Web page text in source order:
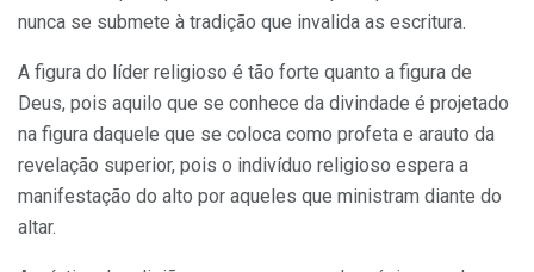
nunca se submete à tradição que invalida as escritura.
A figura do líder religioso é tão forte quanto a figura de
Deus, pois aquilo que se conhece da divindade é projetado
na figura daquele que se coloca como profeta e arauto da
revelação superior, pois o indivíduo religioso espera a
manifestação do alto por aqueles que ministram diante do
altar.